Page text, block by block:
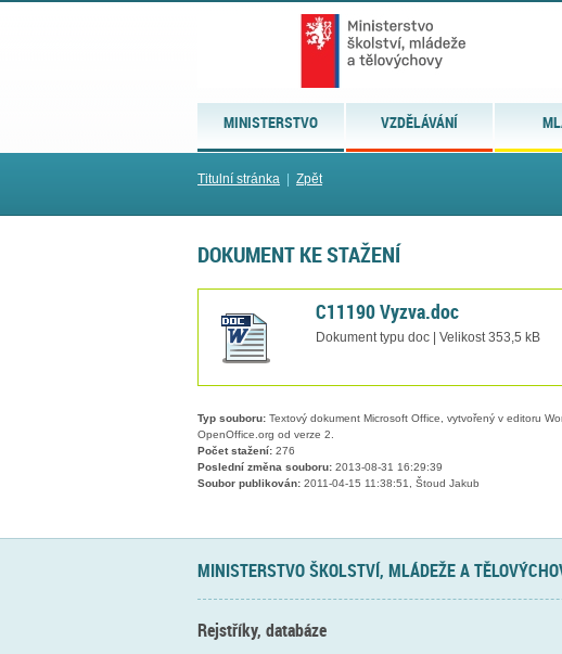
MINISTERSTVO VZDĚLÁVÁNÍ
Titulní stránka Zpět
DOKUMENT KE STAŽENÍ
C11190 Vyzva.doc
Dokument typu doc | Velikost 353,5 kB
Typ souboru: Textový dokument Microsoft Office, vytvořený v editoru
OpenOffice.org od verze 2.
Počet stažení: 276
Poslední změna souboru: 2013-08-31 16:29:39
Soubor publikován: 2011-04-15 11:38:51, Štoud Jakub
MINISTERSTVO ŠKOLSTVÍ, MLÁDEŽE A
Rejstříky, databáze